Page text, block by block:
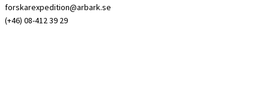
forskarexpedition@arbark.se
(+46) 08-412 39 29